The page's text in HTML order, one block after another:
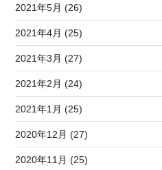
2021年5月 (26)
2021年4月 (25)
2021年3月 (27)
2021年2月 (24)
2021年1月 (25)
2020年12月 (27)
2020年11月 (25)